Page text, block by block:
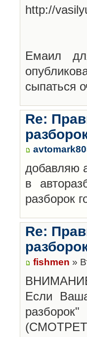
http://
Емаил
сыпаться
Re:
добавляю
в
разборок
Re:
fishmen »
Если